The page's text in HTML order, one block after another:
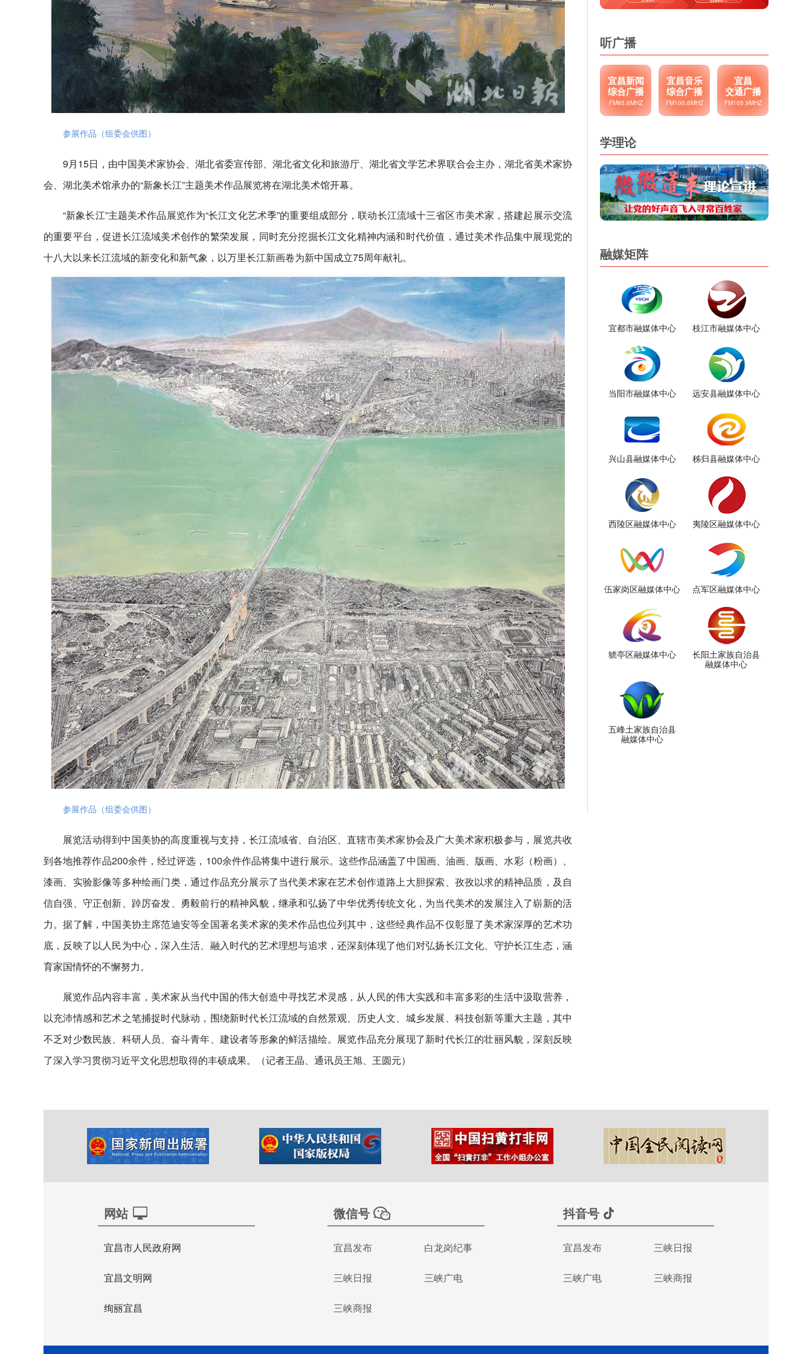
参展作品（组委会供图）
9月15日，由中国美术家协会、湖北省委宣传部、湖北省文化和旅游厅、湖北省文学艺术界联合会主办，湖北省美术家协
会、湖北美术馆承办的“新象长江”主题美术作品展览将在湖北美术馆开幕。
“新象长江”主题美术作品展览作为“长江文化艺术季”的重要组成部分，联动长江流域十三省区市美术家，搭建起展示交流
的重要平台，促进长江流域美术创作的繁荣发展，同时充分挖掘长江文化精神内涵和时代价值，通过美术作品集中展现党的
十八大以来长江流域的新变化和新气象，以万里长江新画卷为新中国成立75周年献礼。
参展作品（组委会供图）
展览活动得到中国美协的高度重视与支持，长江流域省、自治区、直辖市美术家协会及广大美术家积极参与，展览共收
到各地推荐作品200余件，经过评选，100余件作品将集中进行展示。这些作品涵盖了中国画、油画、版画、水彩（粉画）、
漆画、实验影像等多种绘画门类，通过作品充分展示了当代美术家在艺术创作道路上大胆探索、孜孜以求的精神品质，及自
信自强、守正创新、踔厉奋发、勇毅前行的精神风貌，继承和弘扬了中华优秀传统文化，为当代美术的发展注入了崭新的活
力。据了解，中国美协主席范迪安等全国著名美术家的美术作品也位列其中，这些经典作品不仅彰显了美术家深厚的艺术功
底，反映了以人民为中心，深入生活、融入时代的艺术理想与追求，还深刻体现了他们对弘扬长江文化、守护长江生态，涵
育家国情怀的不懈努力。
展览作品内容丰富，美术家从当代中国的伟大创造中寻找艺术灵感，从人民的伟大实践和丰富多彩的生活中汲取营养，
以充沛情感和艺术之笔捕捉时代脉动，围绕新时代长江流域的自然景观、历史人文、城乡发展、科技创新等重大主题，其中
不乏对少数民族、科研人员、奋斗青年、建设者等形象的鲜活描绘。展览作品充分展现了新时代长江的壮丽风貌，深刻反映
了深入学习贯彻习近平文化思想取得的丰硕成果。
（记者王晶、通讯员王旭、王圆元）
听广播
宜昌新闻
综合广播
FM95.6MHZ
宜昌音乐
综合广播
FM100.6MHZ
宜昌
交通广播
FM105.9MHZ
学理论
融媒矩阵
宜都市融媒体中心 枝江市融媒体中心
当阳市融媒体中心 远安县融媒体中心
兴山县融媒体中心 秭归县融媒体中心
西陵区融媒体中心 夷陵区融媒体中心
伍家岗区融媒体中心 点军区融媒体中心
猇亭区融媒体中心
长阳土家族自治县
融媒体中心
五峰土家族自治县
融媒体中心
网站
宜昌市人民政府网
宜昌文明网
绚丽宜昌
微信号
宜昌发布 白龙岗纪事
三峡日报 三峡广电
三峡商报
抖音号
宜昌发布 三峡日报
三峡广电 三峡商报